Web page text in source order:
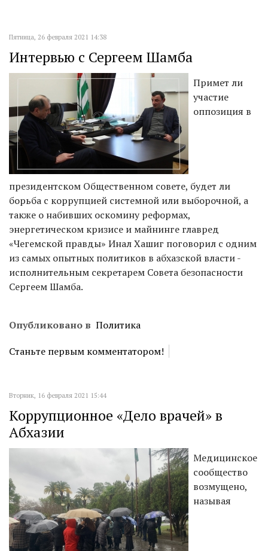
Пятница, 26 февраля 2021 14:38
Интервью с Сергеем Шамба
Примет ли
участие
оппозиция в
президентском Общественном совете, будет ли
борьба с коррупцией системной или выборочной, а
также о набивших оскомину реформах,
энергетическом кризисе и майнинге главред
«Чегемской правды» Инал Хашиг поговорил с одним
из самых опытных политиков в абхазской власти -
исполнительным секретарем Совета безопасности
Сергеем Шамба.
Опубликовано в Политика
Станьте первым комментатором!
Вторник, 16 февраля 2021 15:44
Коррупционное «Дело врачей» в
Абхазии
Медицинское
сообщество
возмущено,
называя